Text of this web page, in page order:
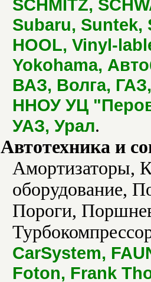
SCHMITZ,
Subaru, Suntek,
HOOL, Vinyl-
Yokohama,
ВАЗ, Волга,
ННОУ УЦ
УАЗ, Урал.
Автотехника и
Амортизаторы,
оборудование,
Пороги,
CarSystem,
Foton, Frank